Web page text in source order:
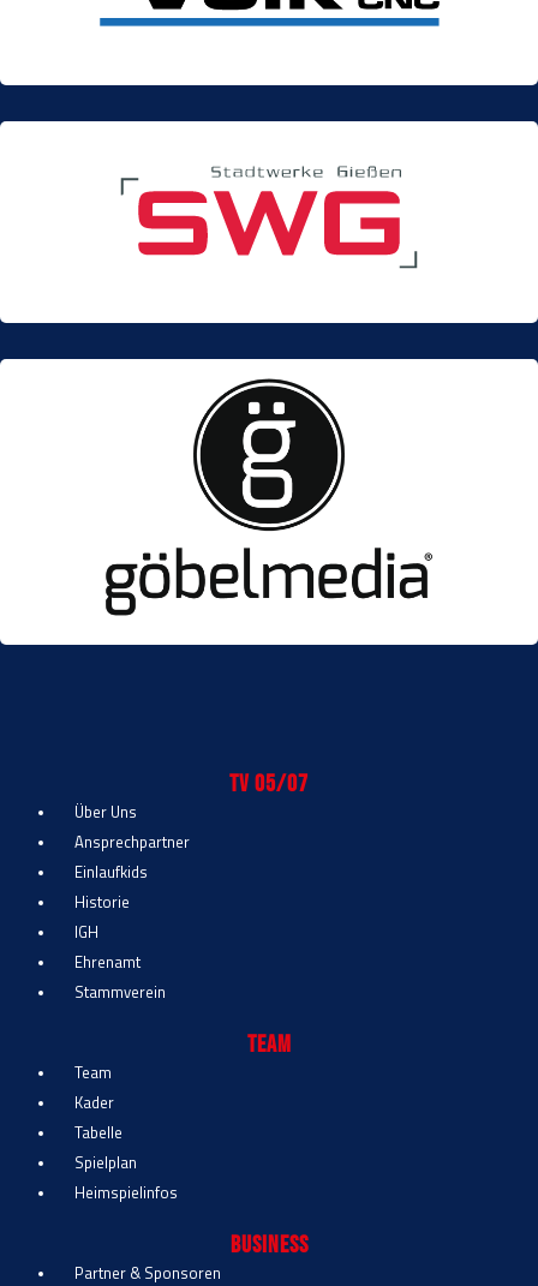
TV 05/07
Über Uns
Ansprechpartner
Einlaufkids
Historie
IGH
Ehrenamt
Stammverein
Team
Team
Kader
Tabelle
Spielplan
Heimspielinfos
Business
Partner & Sponsoren